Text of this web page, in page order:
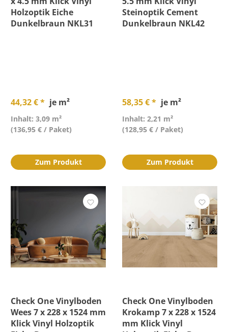
Holzoptik Eiche
Dunkelbraun NKL31
44,32 € * je m²
Inhalt: 3,09 m²
(136,95 € / Paket)
Zum Produkt
Steinoptik Cement
Dunkelbraun NKL42
58,35 € * je m²
Inhalt: 2,21 m²
(128,95 € / Paket)
Zum Produkt
Check One Vinylboden
Wees 7 x 228 x 1524 mm
Klick Vinyl Holzoptik
Check One Vinylboden
Krokamp 7 x 228 x 1524
mm Klick Vinyl